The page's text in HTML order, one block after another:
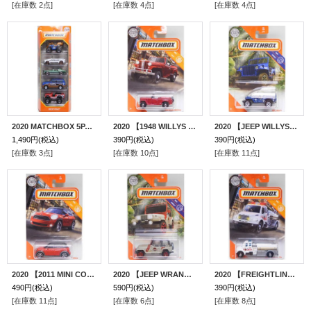
[在庫数 2点]
[在庫数 4点]
[在庫数 4点]
2020 MATCHBOX 5PACK 【ROCKY PEAKS】Sand Shredder/'74 Volkswagen Type 181/'68 Ford Mustang GT CS/Jeep Cherokee/'76 International Scout 4x4 (予約不可）
1,490円(税込)
[在庫数 3点]
2020 【1948 WILLYS JEEPSTER】DK.RED
390円(税込)
[在庫数 10点]
2020 【JEEP WILLYS】BLUE
390円(税込)
[在庫数 11点]
2020 【2011 MINI COUNTRYMAN】RED
490円(税込)
[在庫数 11点]
2020 【JEEP WRANGLER ROLLBAR (18#)】FLAT BEIGE (JURRASIC PARK)
590円(税込)
[在庫数 6点]
2020 【FREIGHTLINER M2 106】WHITE
390円(税込)
[在庫数 8点]